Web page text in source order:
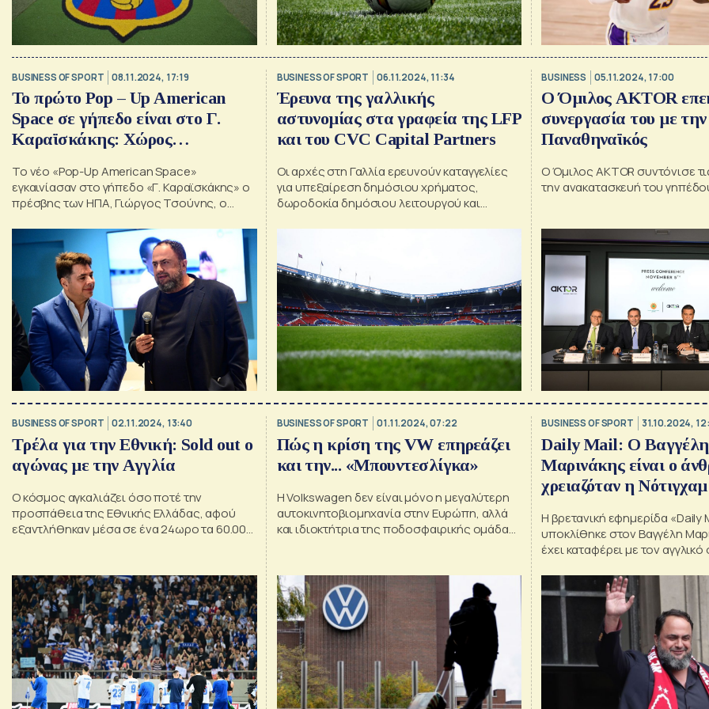
BUSINESS OF SPORT 08.11.2024, 17:19
Το πρώτο Pop – Up American
Space σε γήπεδο είναι στο Γ.
Καραϊσκάκης: Χώρος
ένταξης
Το νέο «Pop-Up American Space»
εγκαινίασαν στο γήπεδο «Γ. Καραϊσκάκης» ο
πρέσβης των ΗΠΑ, Γιώργος Τσούνης, ο
Μαρινάκης και ο Δήμαρχος Πειραιά, Γιάννης
Μώραλης
BUSINESS OF SPORT 06.11.2024, 11:34
Έρευνα της γαλλικής
αστυνομίας στα γραφεία της LFP
και του CVC Capital Partners
Οι αρχές στη Γαλλία ερευνούν καταγγελίες
για υπεξαίρεση δημόσιου χρήματος,
δωροδοκία δημόσιου λειτουργού και
BUSINESS 05.11.2024, 17:00
O Όμιλος AKTOR
συνεργασία του με
Παναθηναϊκός
O Όμιλος AKTOR συντόνισε
την ανακατασκευή του
BUSINESS OF SPORT 02.11.2024, 13:40
Τρέλα για την Εθνική: Sold out ο
αγώνας με την Αγγλία
Ο κόσμος αγκαλιάζει όσο ποτέ την
προσπάθεια της Εθνικής Ελλάδας, αφού
εξαντλήθηκαν μέσα σε ένα 24ωρο τα 60.000
BUSINESS OF SPORT 01.11.2024, 07:22
Πώς η κρίση της VW επηρεάζει
και την... «Μπουντεσλίγκα»
Η Volkswagen δεν είναι μόνο η μεγαλύτερη
αυτοκινητοβιομηχανία στην Ευρώπη, αλλά
και ιδιοκτήτρια της ποδοσφαιρικής ομάδας
BUSINESS OF SPORT 31.10.2024,
Daily Mail: Ο
Μαρινάκης είναι ο
χρειαζόταν η
H βρετανική εφημερίδα «Daily
υποκλίθηκε στον Βαγγέλη
έχει καταφέρει με τον